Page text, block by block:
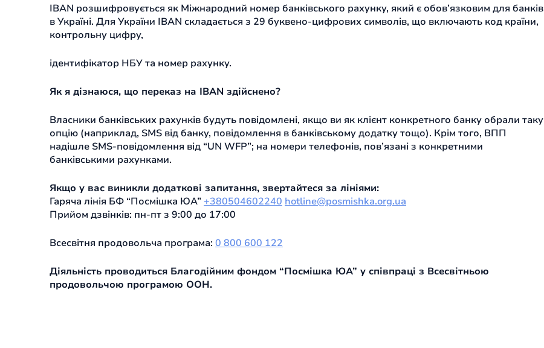
IBAN розшифровується як Міжнародний номер банківського рахунку, який є обов’язковим для банків
в Україні. Для України IBAN складається з 29 буквено-цифрових символів, що включають код країни,
контрольну цифру,
ідентифікатор НБУ та номер рахунку.
Як я дізнаюся, що переказ на IBAN здійснено?
Власники банківських рахунків будуть повідомлені, якщо ви як клієнт конкретного банку обрали таку
опцію (наприклад, SMS від банку, повідомлення в банківському додатку тощо). Крім того, ВПП
надішле SMS-повідомлення від “UN WFP”; на номери телефонів, пов’язані з конкретними
банківськими рахунками.
Якщо у вас виникли додаткові запитання, звертайтеся за лініями:
Гаряча лінія БФ “Посмішка ЮА” +380504602240 hotline@posmishka.org.ua
Прийом дзвінків: пн-пт з 9:00 до 17:00
Всесвітня продовольча програма: 0 800 600 122
Діяльність проводиться Благодійним фондом “Посмішка ЮА” у співпраці з Всесвітньою
продовольчою програмою ООН.